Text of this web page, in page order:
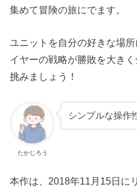
集めて冒険の旅にでます。
ユニットを自分の好きな場
イヤーの戦略が勝敗を大き
挑みましょう！
たかじろう
シンプルな操作
本作は、2018年11月15日に